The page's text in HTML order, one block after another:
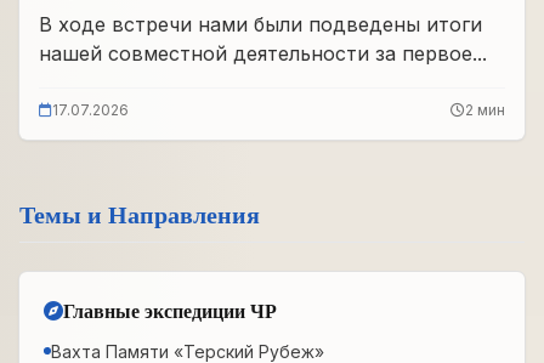
Руководителя Регионального отделения «Поисковое
движение России» в ЧР Иса Сардалов с
Панковым
В ходе встречи нами были подведены итоги
нашей совместной деятельности за первое...
17.07.2026 2 мин
Темы и Направления
Главные экспедиции ЧР
Вахта Памяти «Терский Рубеж»